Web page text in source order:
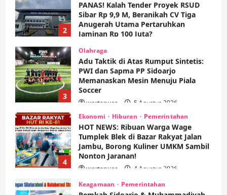
3
Adu Taktik di Atas Rumput Sintetis:
PWI dan Sapma PP Sidoarjo
Memanaskan Mesin Menuju Piala
Soccer
wartanusa
4
Ekonomi Hiburan Pemerintahan
HOT NEWS: Ribuan Warga Wage
Tumplek Blek di Bazar Rakyat Jalan
Jambu, Borong Kuliner UMKM Sambil
Nonton Jaranan!
wartanusa 4 Agustus 2026
5
Keagamaan Pemerintahan
Pemkab Sidoarjo & Muhammadiyah
Sinergi Permudah Perizinan, Wakaf,
hingga Hibah
wartanusa 4 Agustus 2026